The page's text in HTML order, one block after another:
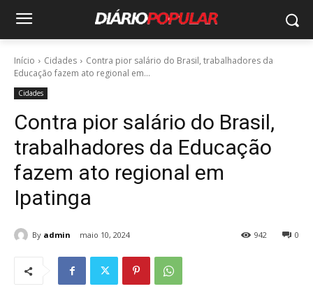
Início Cidades
Contra pior salário do Brasil, trabalhadores da
Educação fazem ato regional em...
Cidades
Contra pior salário do Brasil,
trabalhadores da Educação
fazem ato regional em
Ipatinga
By admin maio 10, 2024 0
942